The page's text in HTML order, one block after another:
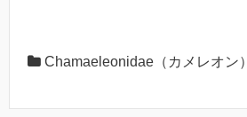
Chamaeleonidae（カメレオン）